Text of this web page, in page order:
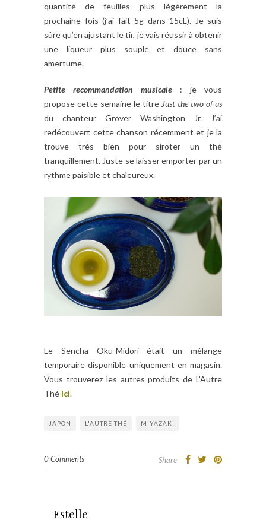
quantité de feuilles plus légèrement la
prochaine fois (j’ai fait 5g dans 15cL). Je suis
sûre qu’en ajustant le tir, je vais réussir à obtenir
une liqueur plus souple et douce sans
amertume.
Petite recommandation musicale : je vous
propose cette semaine le titre Just the two of us
du chanteur Grover Washington Jr. J’ai
redécouvert cette chanson récemment et je la
trouve très bien pour siroter un thé
tranquillement. Juste se laisser emporter par un
rythme paisible et chaleureux.
Le Sencha Oku-Midori était un mélange
temporaire disponible uniquement en magasin.
Vous trouverez les autres produits de L’Autre
Thé ici.
JAPON L'AUTRE THÉ MIYAZAKI
0 Comments Share
Estelle